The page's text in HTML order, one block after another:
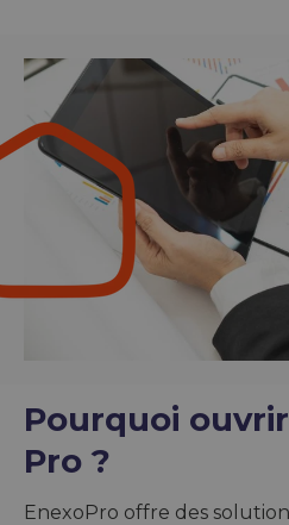
Pourquoi
Pro ?
EnexoPro offre des